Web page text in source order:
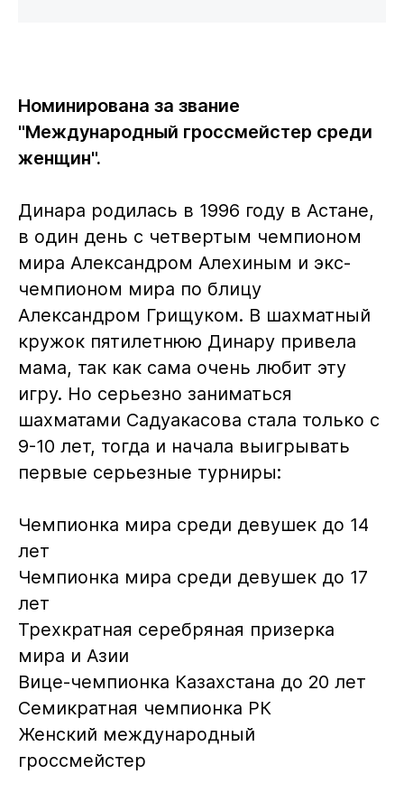
Номинирована за звание
"Международный гроссмейстер среди
женщин".
Динара родилась в 1996 году в Астане,
в один день с четвертым чемпионом
мира Александром Алехиным и экс-
чемпионом мира по блицу
Александром Грищуком. В шахматный
кружок пятилетнюю Динару привела
мама, так как сама очень любит эту
игру. Но серьезно заниматься
шахматами Садуакасова стала только с
9-10 лет, тогда и начала выигрывать
первые серьезные турниры:
Чемпионка мира среди девушек до 14
лет
Чемпионка мира среди девушек до 17
лет
Трехкратная серебряная призерка
мира и Азии
Вице-чемпионка Казахстана до 20 лет
Семикратная чемпионка РК
Женский международный
гроссмейстер